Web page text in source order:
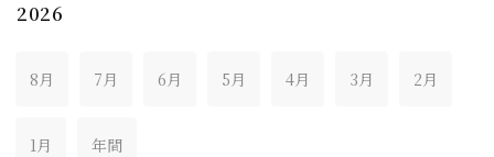
2026
8月 7月 6月 5月 4月 3月 2月
1月 年間